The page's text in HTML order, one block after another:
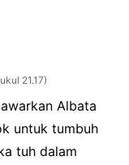
21.17
Albata
untuk tumbuh
tuh dalam